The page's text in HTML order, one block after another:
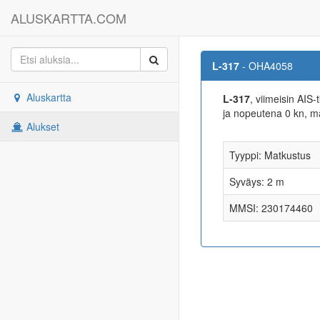
ALUSKARTTA.COM
Aluskartta
Alukset
L-317 - OHA4058
L-317, viimeisin
ja nopeutena 0 kn,
Tyyppi: Matkustus
Syväys: 2 m
MMSI: 230174460